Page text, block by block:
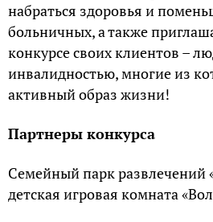
набраться здоровья и
больничных, а также
конкурсе своих клиентов –
инвалидностью, многие из
активный образ жизни!
Партнеры конкурса
Семейный парк развлечений
детская игровая комната